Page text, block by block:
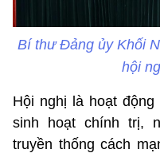
Bí thư Đảng ủy Khối
hội
Hội nghị là hoạt
sinh hoạt chính trị,
truyền thống cách